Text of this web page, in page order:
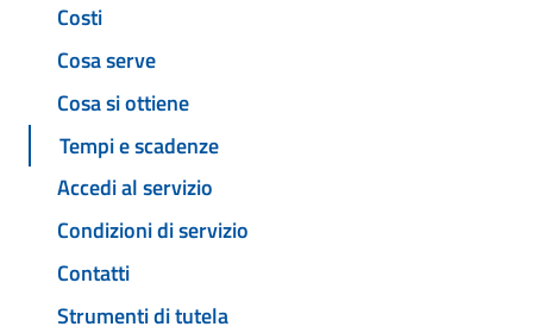
Costi
Cosa serve
Cosa si ottiene
Tempi e scadenze
Accedi al servizio
Condizioni di servizio
Contatti
Strumenti di tutela